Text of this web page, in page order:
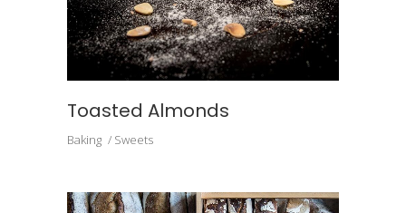
Toasted Almonds
Baking Sweets